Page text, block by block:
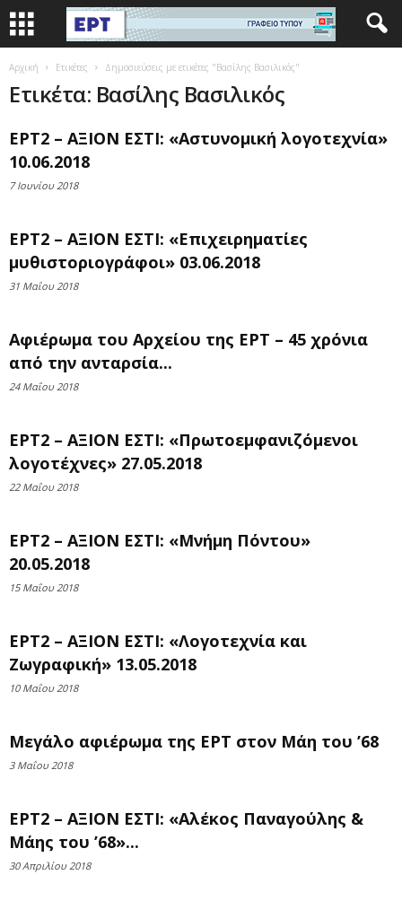
Αρχική Ετικέτες Δημοσιεύσεις με ετικέτες "Βασίλης Βασιλικός"
Ετικέτα: Βασίλης Βασιλικός
ΕΡΤ2 – ΑΞΙΟΝ ΕΣΤΙ: «Αστυνομική λογοτεχνία»
10.06.2018
7 Ιουνίου 2018
ΕΡΤ2 – ΑΞΙΟΝ ΕΣΤΙ: «Επιχειρηματίες
μυθιστοριογράφοι» 03.06.2018
31 Μαΐου 2018
Αφιέρωμα του Αρχείου της ΕΡΤ – 45 χρόνια
από την ανταρσία...
24 Μαΐου 2018
ΕΡΤ2 – ΑΞΙΟΝ ΕΣΤΙ: «Πρωτοεμφανιζόμενοι
λογοτέχνες» 27.05.2018
22 Μαΐου 2018
ΕΡΤ2 – ΑΞΙΟΝ ΕΣΤΙ: «Μνήμη Πόντου»
20.05.2018
15 Μαΐου 2018
ΕΡΤ2 – ΑΞΙΟΝ ΕΣΤΙ: «Λογοτεχνία και
Ζωγραφική» 13.05.2018
10 Μαΐου 2018
Μεγάλο αφιέρωμα της ΕΡΤ στον Μάη του ’68
3 Μαΐου 2018
ΕΡΤ2 – ΑΞΙΟΝ ΕΣΤΙ: «Αλέκος Παναγούλης &
Μάης του ’68»...
30 Απριλίου 2018